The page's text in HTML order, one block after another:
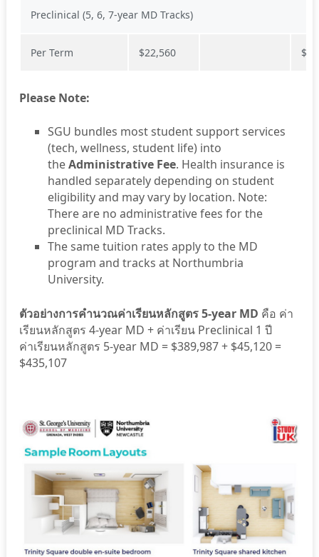
Preclinical (5, 6, 7-year MD Tracks)
Per Term $22,560
Please Note:
SGU bundles most student support services
(tech, wellness, student life) into
theAdministrative Fee. Health insurance is
handled separately depending on student
eligibility and may vary by location. Note:
There are no administrative fees for the
preclinical MD Tracks.
The same tuition rates apply to the MD
program and tracks at Northumbria
University.
ตัวอย่างการคำนวณค่าเรียนหลักสูตร 5-year MD คือ ค่า
เรียนหลักสูตร 4-year MD + ค่าเรียน Preclinical 1 ปี
ค่าเรียนหลักสูตร 5-year MD = $389,987 + $45,120 =
$435,107